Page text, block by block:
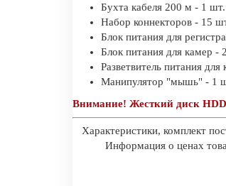
Бухта кабеля 200 м - 1 шт.
Набор коннекторов - 15
Блок питания для
Блок питания для камер -
Разветвитель питания
Манипулятор "мышь" - 1
Внимание! Жесткий диск
Характеристики, комплект
Информация о ценах